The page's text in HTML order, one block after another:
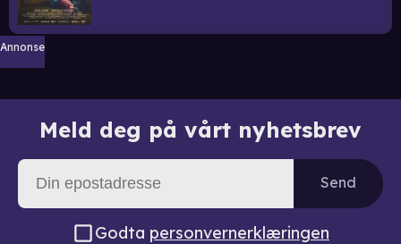
Annonse
Meld deg på vårt nyhetsbrev
Send
Godta personvernerklæringen